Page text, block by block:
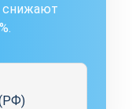
снижают